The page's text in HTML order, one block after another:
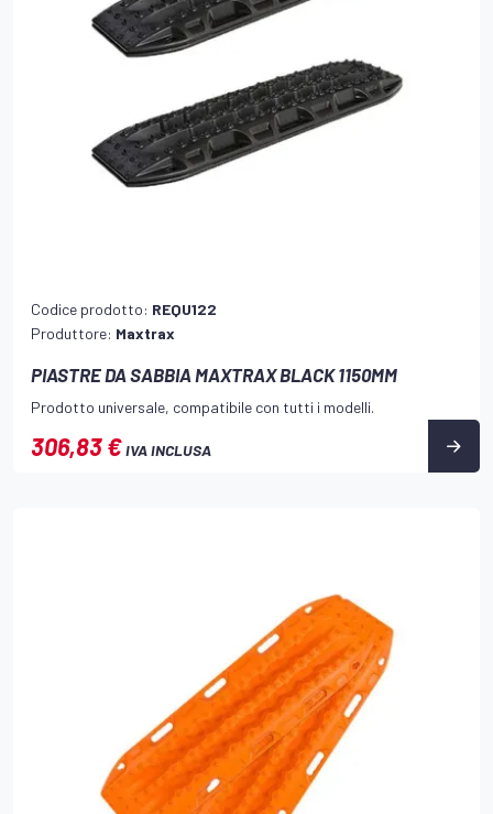
Codice prodotto: REQU122
Produttore: Maxtrax
PIASTRE DA SABBIA MAXTRAX BLACK 1150MM
Prodotto universale, compatibile con tutti i modelli.
306,83 €IVA INCLUSA